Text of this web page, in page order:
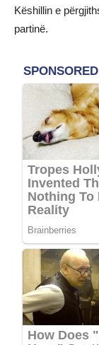
Këshillin e
partinë.